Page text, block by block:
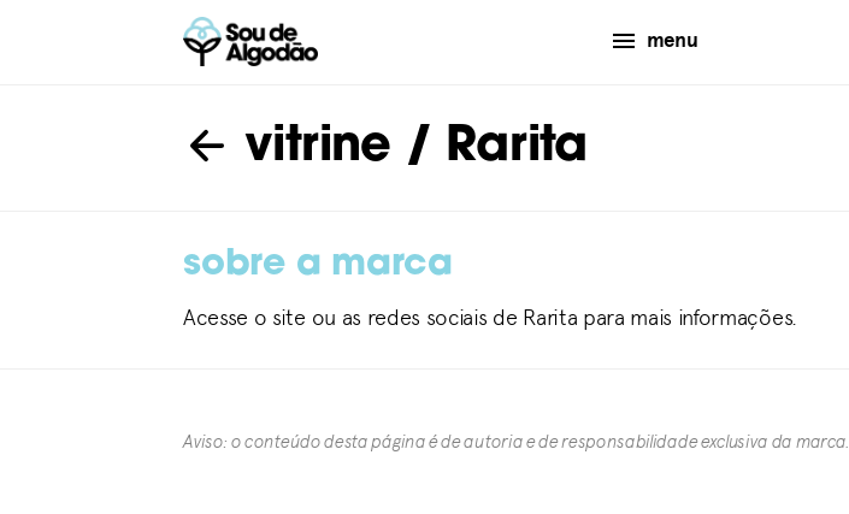
menu
vitrine / Rarita
sobre a marca
Acesse o site ou as redes sociais de Rarita para mais informações.
Aviso: o conteúdo desta página é de autoria e de responsabilidade exclusiva da marca.​